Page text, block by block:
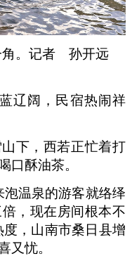
角。记者 孙开远
辽阔，民宿热闹祥
下，西若正忙着打
口酥油茶。
泡温泉的游客就络绎
，现在房间根本不
度，山南市桑日县增
又忧。